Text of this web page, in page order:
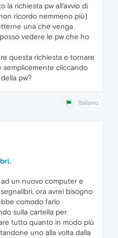
la richiesta pw all'avvio di
ricordo nemmeno più)
una che venga
vedere le pw che ho
questa richiesta e tornare
semplicemente cliccando
pw?
Italiano
un nuovo computer e
ora avrei bisogno
comodo farlo
sulla cartella per
tutto quanto in modo più
uno alla volta dalla